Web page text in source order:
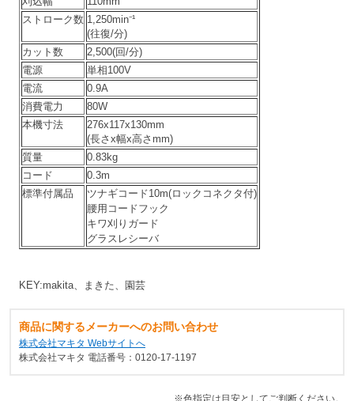
ストローク数 1,250min⁻¹
(往復/分)
カット数
2,500(回/分)
電源
単相100V
電流
0.9A
消費電力
80W
本機寸法
276x117x130mm
(長さx幅x高さmm)
質量
0.83kg
コード
0.3m
標準付属品
ツナギコード10m(ロックコネクタ付)
腰用コードフック
キワ刈りガード
グラスレシーバ
KEY:makita、まきた、園芸
商品に関するメーカーへのお問い合わせ
株式会社マキタ Webサイトへ
株式会社マキタ 電話番号：0120-17-1197
※色指定は目安としてご判断ください。